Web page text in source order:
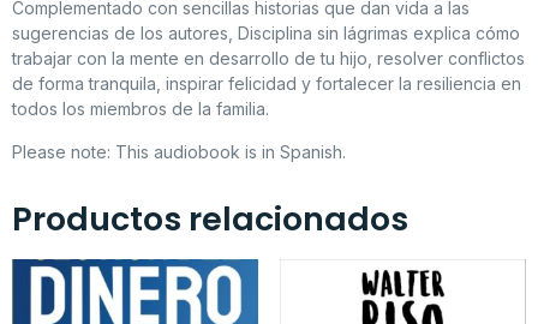
Complementado con sencillas historias que dan vida a las
sugerencias de los autores, Disciplina sin lágrimas explica cómo
trabajar con la mente en desarrollo de tu hijo, resolver conflictos
de forma tranquila, inspirar felicidad y fortalecer la resiliencia en
todos los miembros de la familia.
Please note: This audiobook is in Spanish.
Productos relacionados